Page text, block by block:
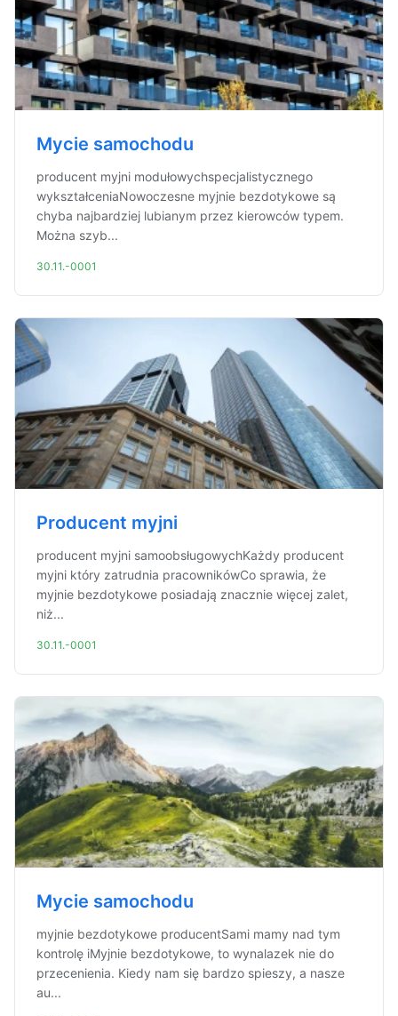
Mycie samochodu
producent myjni modułowychspecjalistycznego
wykształceniaNowoczesne myjnie bezdotykowe są
chyba najbardziej lubianym przez kierowców typem.
Można szyb...
30.11.-0001
Producent myjni
producent myjni samoobsługowychKażdy producent
myjni który zatrudnia pracownikówCo sprawia, że
myjnie bezdotykowe posiadają znacznie więcej zalet,
niż...
30.11.-0001
Mycie samochodu
myjnie bezdotykowe producentSami mamy nad tym
kontrolę iMyjnie bezdotykowe, to wynalazek nie do
przecenienia. Kiedy nam się bardzo spieszy, a nasze
au...